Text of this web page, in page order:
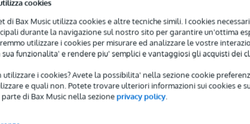
cookies
di Bax Music utilizza cookies e altre tecniche simili. I cookies
durante la navigazione sul nostro sito per garantire un'ottima
utilizzare i cookies per misurare ed analizzare le vostre
funzionalita' e rendere piu' semplici e vantaggiosi gli acquisti dei
utilizzare i cookies? Avete la possibilita' nella sezione cookie
e quali non. Potete trovare ulteriori informazioni sui cookies e
di Bax Music nella sezioneprivacy policy.
kg
x 31,0 x 29,5 cm